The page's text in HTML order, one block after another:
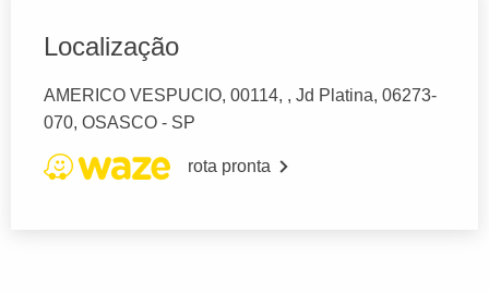
Localização
AMERICO VESPUCIO, 00114, , Jd Platina, 06273-
070, OSASCO - SP
rota pronta